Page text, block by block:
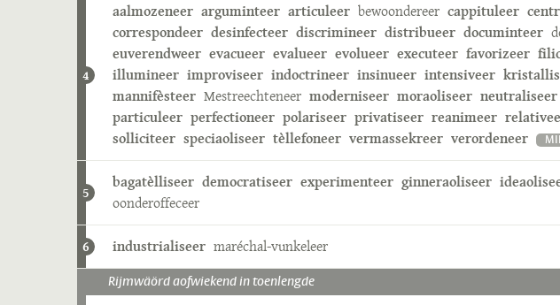
4
aalmozeneer arguminteer articuleer bewoondereer cappituleer
correspondeer desinfecteer discrimineer distribueer documinteer
euverendweer evacueer evalueer evolueer executeer favorizeer
illumineer improviseer indoctrineer insinueer intensiveer
mannifèsteer Mestreechteneer moderniseer moraoliseer neutraliseer
particuleer perfectioneer polariseer privatiseer reanimeer
solliciteer speciaoliseer tèllefoneer vermassekreer verordeneer
5
bagatèlliseer democratiseer experimenteer ginneraoliseer
oonderoffeceer
6 industrialiseer maréchal-vunkeleer
Rijmwäörd aofwiekend in toenlengde